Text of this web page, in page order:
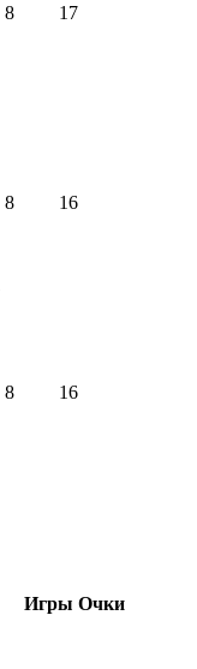
8 17
8 16
8 16
Игры Очки